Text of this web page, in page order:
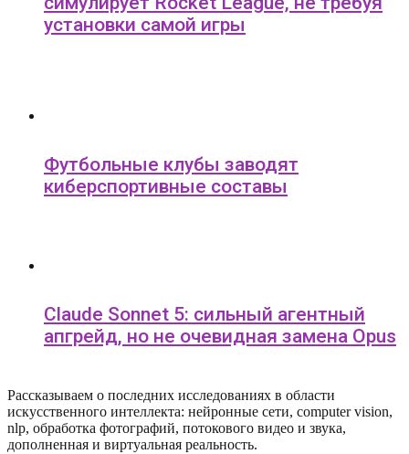
установки самой игры
Футбольные клубы заводят
киберспортивные составы
Claude Sonnet 5: сильный агентный
апгрейд, но не очевидная замена Opus
Рассказываем о последних исследованиях в области
искусcтвенного интеллекта: нейронные сети, computer vision,
nlp, обработка фотографий, потокового видео и звука,
дополненная и виртуальная реальность.